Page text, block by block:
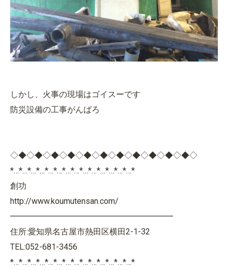
しかし、火事の現場はゴイスーです
防災設備の工事がんばろ
◇◆◇◆◇◆◇◆◇◆◇◆◇◆◇◆◇◆◇◆◇◆◇
*…*…*…*…*…*…*…*…*…*…*…*…*…*…*
創功
http://www.koumutensan.com/
━━━━━━━━━━━━━━━━━━━━
住所:愛知県名古屋市熱田区横田2-1-32
TEL:052-681-3456
*…*…*…*…*…*…*…*…*…*…*…*…*…*…*